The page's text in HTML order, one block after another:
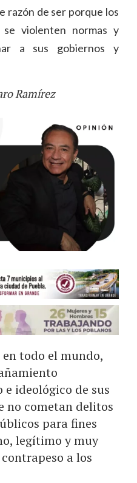
razón de ser porque los
violenten normas y
a sus gobiernos y
Ramírez
todo el mundo,
ideológico de sus
no cometan delitos
para fines
legítimo y muy
a los